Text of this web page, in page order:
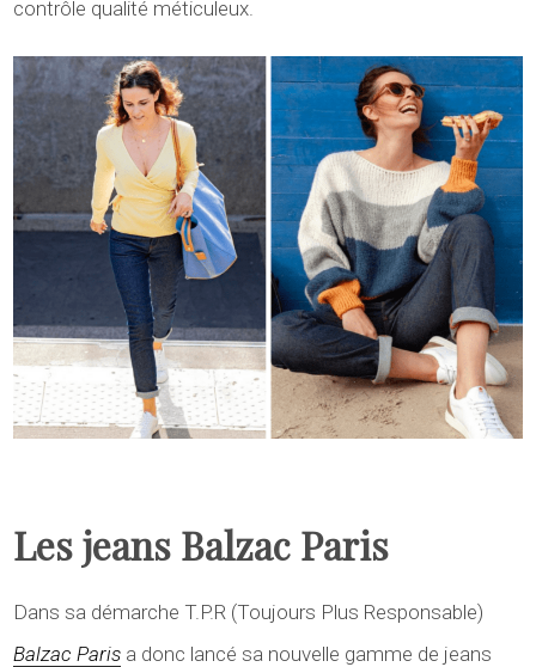
contrôle qualité méticuleux.
Les jeans Balzac Paris
Dans sa démarche T.P.R (Toujours Plus Responsable)
Balzac Paris a donc lancé sa nouvelle gamme de jeans